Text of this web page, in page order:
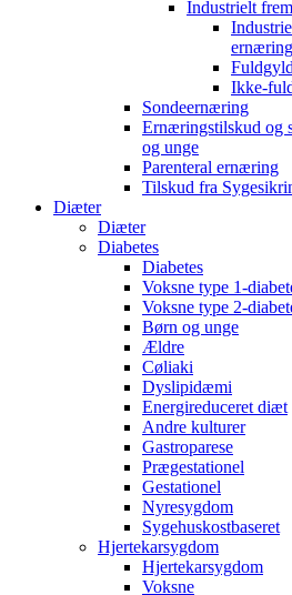
Industrielt
Ikke-
Sondeernæring
Ernæringstilskud og
og unge
Parenteral ernæring
Tilskud fra
Diæter
Diæter
Diabetes
Diabetes
Voksne type 1-
Voksne type 2-
Børn og unge
Ældre
Cøliaki
Dyslipidæmi
Energireduceret diæt
Andre kulturer
Gastroparese
Prægestationel
Gestationel
Nyresygdom
Sygehuskostbaseret
Hjertekarsygdom
Hjertekarsygdom
Voksne